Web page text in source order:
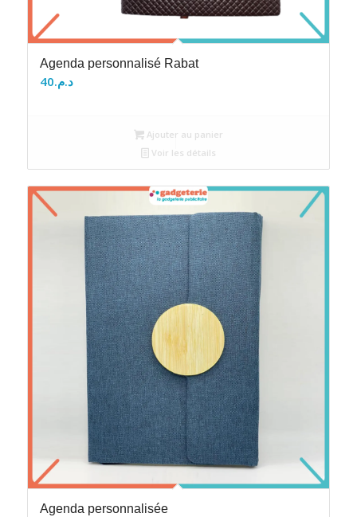
Agenda personnalisé Rabat
د.م.40
Ajouter au panier
Voir les détails
Agenda personnalisée